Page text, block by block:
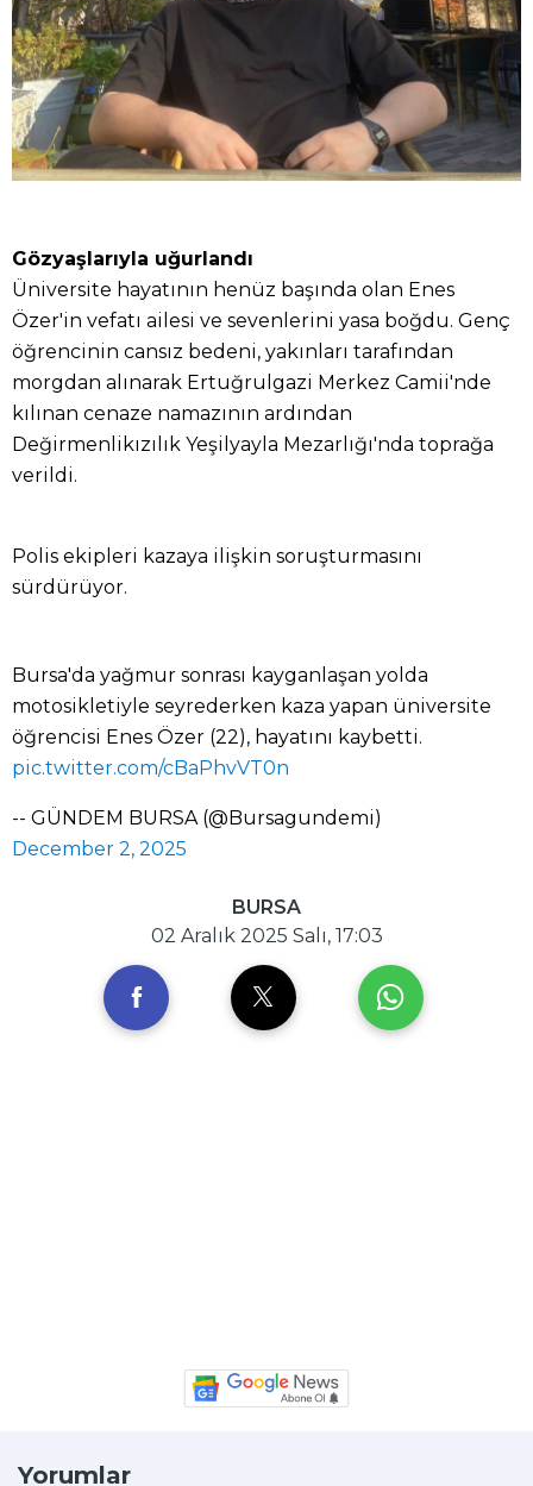
Gözyaşlarıyla uğurlandı
Üniversite hayatının henüz başında olan Enes
Özer'in vefatı ailesi ve sevenlerini yasa boğdu. Genç
öğrencinin cansız bedeni, yakınları tarafından
morgdan alınarak Ertuğrulgazi Merkez Camii'nde
kılınan cenaze namazının ardından
Değirmenlikızılık Yeşilyayla Mezarlığı'nda toprağa
verildi.
Polis ekipleri kazaya ilişkin soruşturmasını
sürdürüyor.
Bursa'da yağmur sonrası kayganlaşan yolda
motosikletiyle seyrederken kaza yapan üniversite
öğrencisi Enes Özer (22), hayatını kaybetti.
pic.twitter.com/cBaPhvVT0n
-- GÜNDEM BURSA (@Bursagundemi)
December 2, 2025
BURSA
02 Aralık 2025 Salı, 17:03
Yorumlar